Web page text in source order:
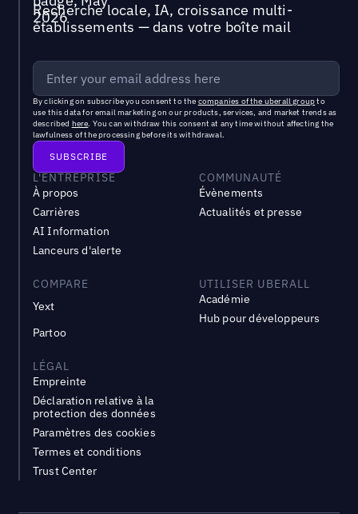
Recherche locale, IA, croissance multi-
établissements — dans votre boîte mail
By clicking on subscribe you consent to the companies of the uberall groupto
use this data for email marketing on our products, services, and market trends as
described here. You can withdraw this consent at any time without affecting the
lawfulness of the processing before its withdrawal.
L'ENTREPRISE
À propos
Carrières
AI Information
Lanceurs d'alerte
COMMUNAUTÉ
Évènements
Actualités et presse
COMPARE
Yext
Partoo
UTILISER UBERALL
Académie
Hub pour développeurs
LÉGAL
Empreinte
Déclaration relative à la
protection des données
Paramètres des cookies
Termes et conditions
Trust Center